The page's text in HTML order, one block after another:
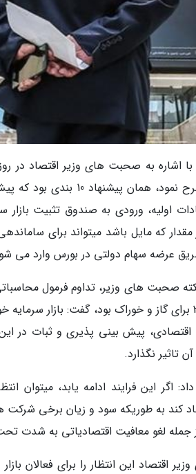
با اشاره به صحبت های وزیر اقتصاد در
وزیر اقتصاد در روز
اولیه، ورودی به صندوق تثبیت بازار
که مایل باشد میتواند برای
عرضه سهام دولتی در بورس وارد می
نکته صحبت های وزیر، تداوم فرمول
و در نظر گرفتن سقف 5000 و 2000 برای گاز و خوراک بود،
پیش بینی پذیری و ثبات در این
تاثیر نگذارد.
لغو معافیت اقتصادیاتی به شدت تحت
اقتصاد این انتظار را برای فعالان